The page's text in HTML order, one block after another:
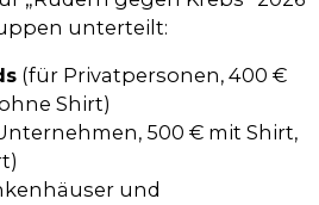
unterteilt:
(für Privatpersonen, 400 €
Shirt)
500 € mit Shirt,
und